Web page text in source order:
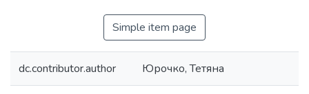
Simple item page
dc.contributor.author Юрочко, Тетяна